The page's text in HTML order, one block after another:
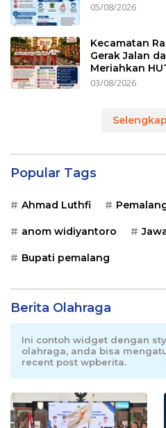
05/08/2026
Kecamatan
Gerak Jalan
Meriahkan
03/08/2026
Popular Tags
Ahmad Luthfi
anom widiyantoro
Bupati pemalang
Berita Olahraga
Ini contoh widget dengan
olahraga, anda bisa
recent post wpberita.